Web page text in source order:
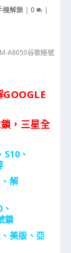
機解鎖 | 0 |
，三星全
、
解
鎖
美版、亞